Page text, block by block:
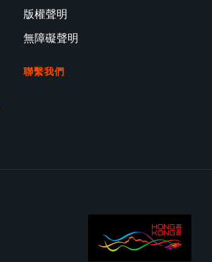
版權聲明
無障礙聲明
聯繫我們